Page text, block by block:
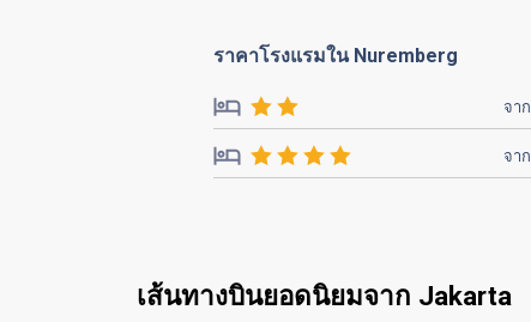
ราคาโรงแรมใน Nuremberg
จาก
จาก
เส้นทางบินยอดนิยมจาก Jakarta